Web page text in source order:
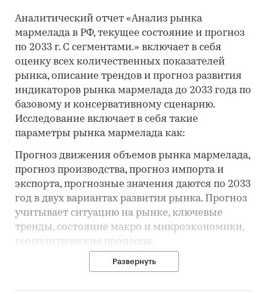
Аналитический отчет «Анализ рынка
мармелада в РФ, текущее состояние и прогноз
по 2033 г. С сегментами.» включает в себя
оценку всех количественных показателей
рынка, описание трендов и прогноз развития
индикаторов рынка мармелада до 2033 года по
базовому и консервативному сценарию.
Исследование включает в себя такие
параметры рынка мармелада как:
Прогноз движения объемов рынка мармелада,
прогноз производства, прогноз импорта и
экспорта, прогнозные значения даются по 2033
год в двух вариантах развития рынка. Прогноз
учитывает ситуацию на рынке, ключевые
тренды, состояние макро и микроэкономики,
геополитические процессы.
Объем рынка мармелада, динамика развития и
Развернуть